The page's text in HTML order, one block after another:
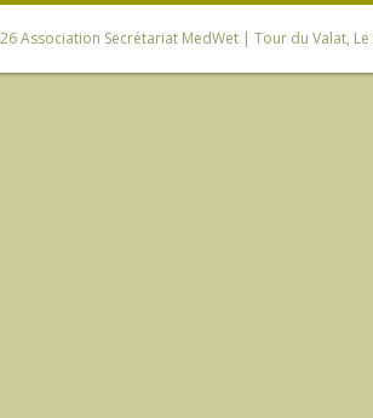
Association Secrétariat MedWet | Tour du Valat,